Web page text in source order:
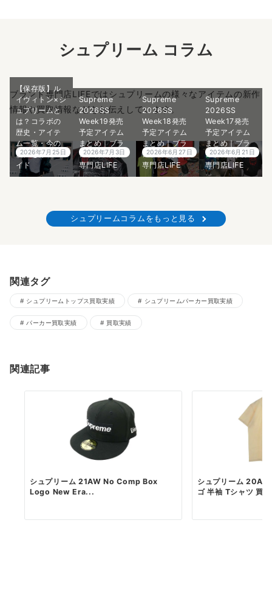
シュプリーム コラム
ブランド専門店LIFEではシュプリームの様々なアイテムの新作
情報や買取情報などをお伝えしています。
【保存版】ル
イヴィトン×シ
ュプリームと
は？コラボの
歴史・アイテ
ム一覧・今の
価値を徹底ガ
イド
2026年7月25日
Supreme
2026SS
Week19発売
予定アイテム
まとめ｜ブラ
ンド古着買取
専門店LIFE
2026年7月3日
Supreme
2026SS
Week18発売
予定アイテム
まとめ｜ブラ
ンド古着買取
専門店LIFE
2026年6月27日
Supreme
2026SS
Week17発売
予定アイテム
まとめ｜ブラ
ンド古着買取
専門店LIFE
2026年6月21日
シュプリームコラムをもっと見る
関連タグ
シュプリームトップス買取実績 シュプリームパーカー買取実績
パーカー買取実績 買取実績
関連記事
シュプリーム 21AW No Comp Box
Logo New Era...
シュプリーム
ゴ 半袖 Tシャツ 買